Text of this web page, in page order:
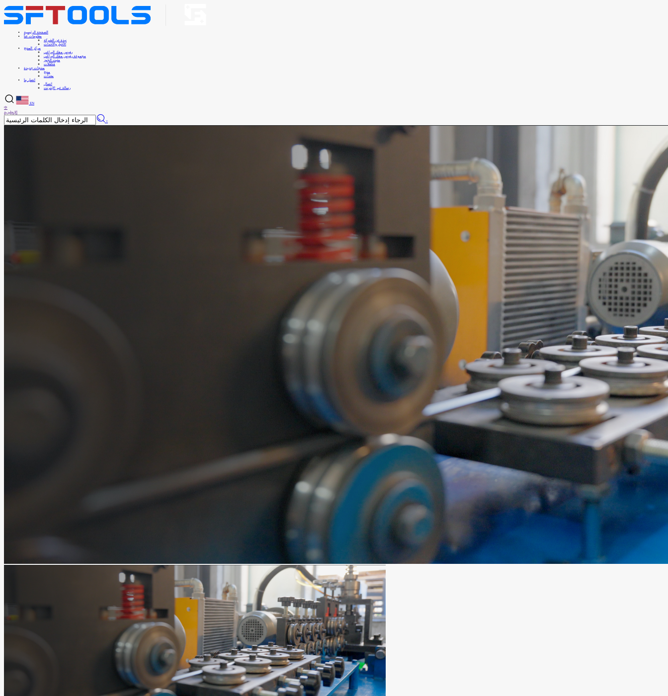
الصفحة الرئيسية
معلومات عنا
نبذة عن الشركة
الأخبار والأحداث
مركز المنتج
رؤوس مفك البراغي
مجموعة رؤوس مفك البراغي
مثبت الجوز
مُكَمِّلات
منتجات جديدة
منتج
معدات
اتصل بنا
اتصال
رسالة عبر الإنترنت
EN
中
الإنجليزية
×